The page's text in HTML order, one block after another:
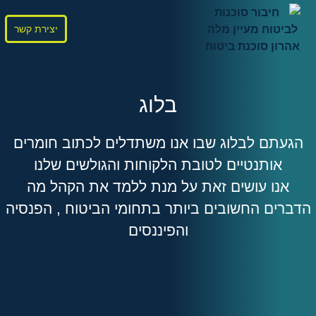
יצירת קשר
בלוג
הגעתם לבלוג שבו אנו משתדלים לכתוב חומרים
אותנטיים לטובת הלקוחות והגולשים שלנו
אנו עושים זאת על מנת ללמד את הקהל מה
הדברים החשובים ביותר בתחומי הביטוח , הפנסיה
והפיננסים